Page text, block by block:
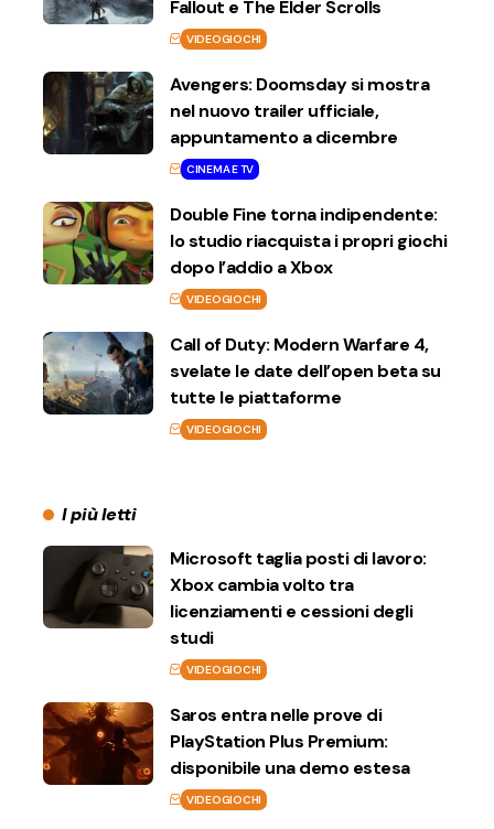
Fallout e The Elder Scrolls
VIDEOGIOCHI
Avengers: Doomsday si mostra
nel nuovo trailer ufficiale,
appuntamento a dicembre
CINEMA E TV
Double Fine torna indipendente:
lo studio riacquista i propri giochi
dopo l’addio a Xbox
VIDEOGIOCHI
Call of Duty: Modern Warfare 4,
svelate le date dell’open beta su
tutte le piattaforme
VIDEOGIOCHI
I più letti
Microsoft taglia posti di lavoro:
Xbox cambia volto tra
licenziamenti e cessioni degli
studi
VIDEOGIOCHI
Saros entra nelle prove di
PlayStation Plus Premium:
disponibile una demo estesa
VIDEOGIOCHI